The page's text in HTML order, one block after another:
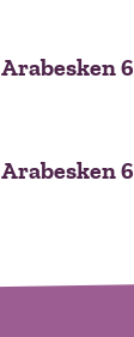
Arabesken
Arabesken